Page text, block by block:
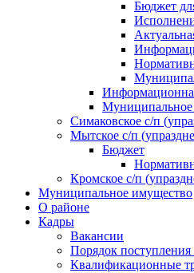
Бюджет
Симаковское с/п
Мытское с/п
Бюджет
Кромское с/п
Муниципальное имущество
О районе
Кадры
Вакансии
Порядок
Квалификационные